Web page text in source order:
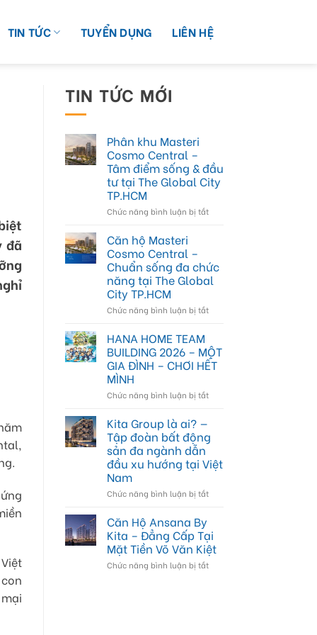
TIN TỨC TUYỂN DỤNG LIÊN HỆ
đã
TIN TỨC MỚI
Phân khu Masteri
Cosmo Central –
Tâm điểm sống & đầu
tư tại The Global City
TP.HCM
Chức năng bình luận bị tắtở
Central
–
điểm
tư
tại
Căn hộ Masteri
Cosmo Central –
Chuẩn sống đa chức
năng tại The Global
City TP.HCM
Chức năng bình luận bị tắtở
Masteri
Cosmo
Central
Chuẩn
năng
The
HANA HOME TEAM
BUILDING 2026 – MỘT
GIA ĐÌNH – CHƠI HẾT
MÌNH
Chức năng bình luận bị tắtở
BUILDING
–
GIA
HẾT
MÌNH
Kita Group là ai? —
Tập đoàn bất động
sản đa ngành dẫn
đầu xu hướng tại Việt
Nam
Chức năng bình luận bị tắtở
ai?
—
Tập
Căn Hộ Ansana By
Kita – Đẳng Cấp Tại
Mặt Tiền Võ Văn Kiệt
Chức năng bình luận bị tắtở